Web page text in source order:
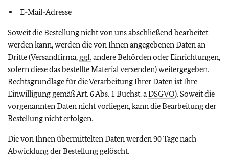
E-Mail-Adresse
Soweit die Bestellung nicht von uns abschließend bearbeitet
werden kann, werden die von Ihnen angegebenen Daten an
Dritte (Versandfirma, ggf.andere Behörden oder Einrichtungen,
sofern diese das bestellte Material versenden) weitergegeben.
Rechtsgrundlage für die Verarbeitung Ihrer Daten ist Ihre
Einwilligung gemäß Art. 6 Abs. 1 Buchst. aDSGVO). Soweit die
vorgenannten Daten nicht vorliegen, kann die Bearbeitung der
Bestellung nicht erfolgen.
Die von Ihnen übermittelten Daten werden 90 Tage nach
Abwicklung der Bestellung gelöscht.